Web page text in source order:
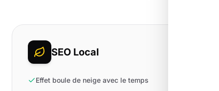
SEO Local
Effet boule de neige avec le temps